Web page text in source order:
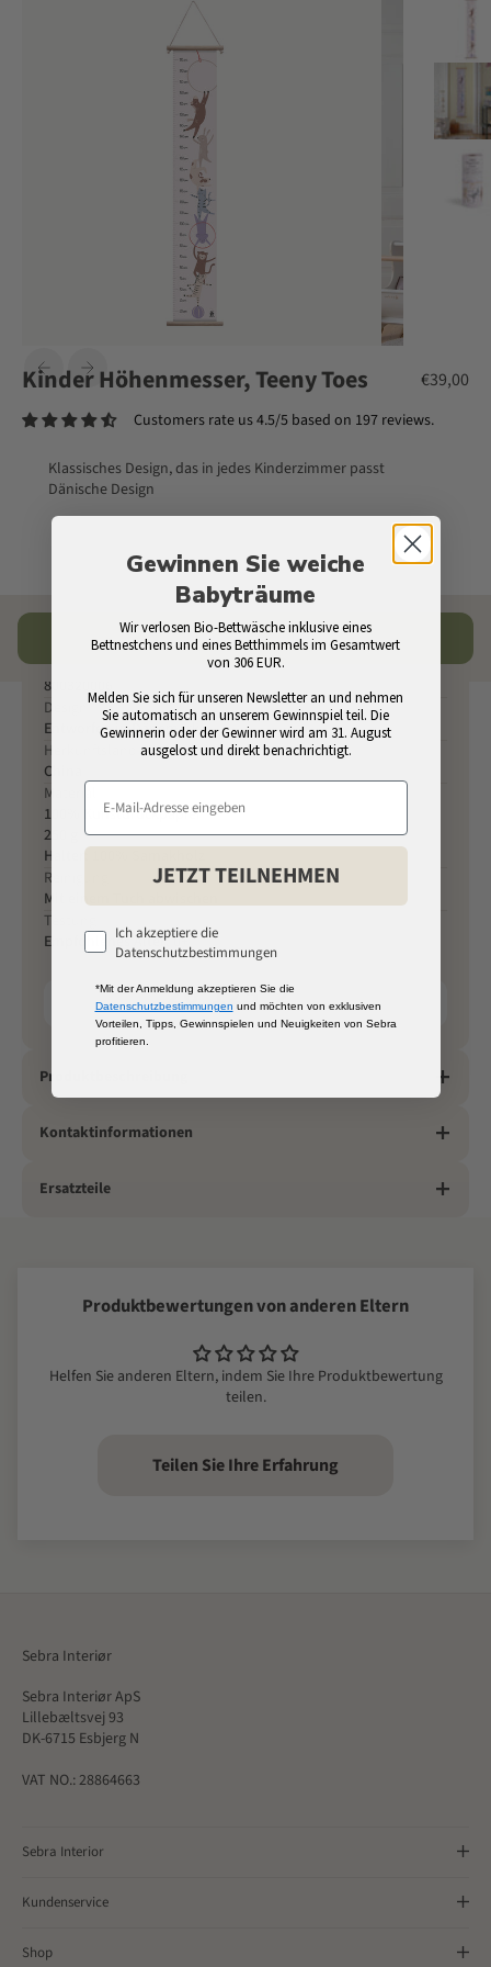
Kinder Höhenmesser, Teeny Toes Angebot
€39,00
Customers rate us 4.5/5 based on 197 reviews.
Klassisches Design, das in jedes Kinderzimmer passt
Dänische Design
In den Warenkorb
Spezifikationen
SKU
800320006
Design
Entworfen in Dänemark
Herkunftsland
China
Material
100% Kunstdruckpapier
250 g
Halter: 100% Samakholz
Reinigung
Mit einem Tuch abwischen
Testung
Empfohlenes Alter: 0+
20
BREITE
x125
HÖHE
x 2
TIEFE cm
Produktbeschreibung
Kontaktinformationen
Ersatzteile
Produktbewertungen von anderen Eltern
Helfen Sie anderen Eltern, indem Sie Ihre Produktbewertung
teilen.
Teilen Sie Ihre Erfahrung
Sebra Interiør
Sebra Interiør ApS
Lillebæltsvej 93
DK-6715 Esbjerg N
VAT NO.: 28864663
Sebra Interior
Kundenservice
Shop
Gewinnen Sie weiche
Babyträume
Wir verlosen Bio-Bettwäsche inklusive eines
Bettnestchens und eines Betthimmels im Gesamtwert
von 306 EUR.
Melden Sie sich für unseren Newsletter an und nehmen
Sie automatisch an unserem Gewinnspiel teil. Die
Gewinnerin oder der Gewinner wird am 31. August
ausgelost und direkt benachrichtigt.
JETZT TEILNEHMEN
Ich akzeptiere die
Datenschutzbestimmungen
*Mit der Anmeldung akzeptieren Sie die
Datenschutzbestimmungen und möchten von exklusiven
Vorteilen, Tipps, Gewinnspielen und Neuigkeiten von Sebra
profitieren.